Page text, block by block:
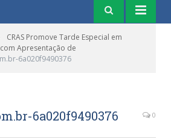
CRAS Promove Tarde Especial em
Apresentação de
6a020f9490376
6a020f9490376 0